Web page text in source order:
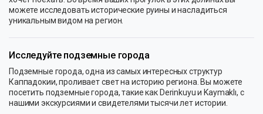
можете исследовать исторические руины и насладиться
уникальным видом на регион.
Исследуйте подземные города
Подземные города, одна из самых интересных структур
Каппадокии, проливает свет на историю региона. Вы можете
посетить подземные города, такие как Derinkuyu и Kaymaklı, с
нашими экскурсиями и свидетелями тысячи лет истории.